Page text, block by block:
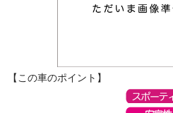
【この車のポイント】